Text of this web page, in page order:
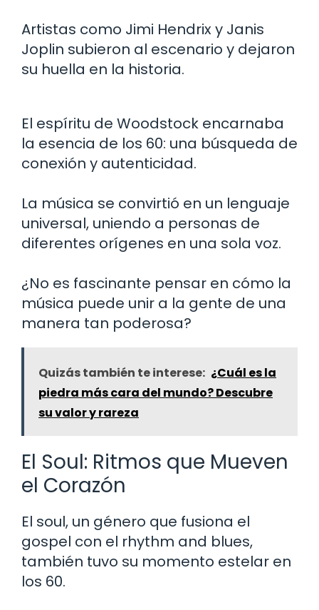
Artistas como Jimi Hendrix y Janis
Joplin subieron al escenario y dejaron
su huella en la historia.
El espíritu de Woodstock encarnaba
la esencia de los 60: una búsqueda de
conexión y autenticidad.
La música se convirtió en un lenguaje
universal, uniendo a personas de
diferentes orígenes en una sola voz.
¿No es fascinante pensar en cómo la
música puede unir a la gente de una
manera tan poderosa?
Quizás también te interese: ¿Cuál es la
piedra más cara del mundo? Descubre
su valor y rareza
El Soul: Ritmos que Mueven
el Corazón
El soul, un género que fusiona el
gospel con el rhythm and blues,
también tuvo su momento estelar en
los 60.